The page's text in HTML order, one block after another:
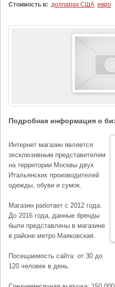
Стоимость в: долларах США евро
Подробная информация о
Интернет магазин является
эксклюзивным представителем
на территории Москвы двух
Итальянских производителей
одежды, обуви и сумок.
Магазин работает с 2012 года.
До 2016 года, данные бренды
были представлены в магазине
в районе метро Маяковская.
Посещаемость сайта: от 30 до
120 человек в день.